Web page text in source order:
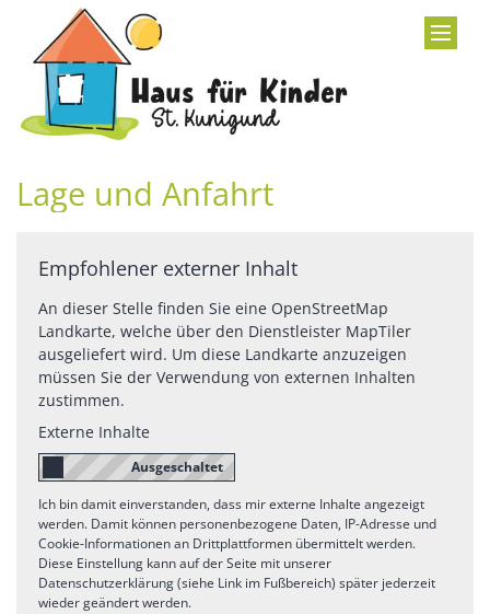
Zum Inhalt springen
Lage und Anfahrt
Empfohlener externer Inhalt
An dieser Stelle finden Sie eine OpenStreetMap
Landkarte, welche über den Dienstleister MapTiler
ausgeliefert wird. Um diese Landkarte anzuzeigen
müssen Sie der Verwendung von externen Inhalten
zustimmen.
Externe Inhalte
Ich bin damit einverstanden, dass mir externe Inhalte angezeigt
werden. Damit können personenbezogene Daten, IP-Adresse und
Cookie-Informationen an Drittplattformen übermittelt werden.
Diese Einstellung kann auf der Seite mit unserer
Datenschutzerklärung (siehe Link im Fußbereich) später jederzeit
wieder geändert werden.